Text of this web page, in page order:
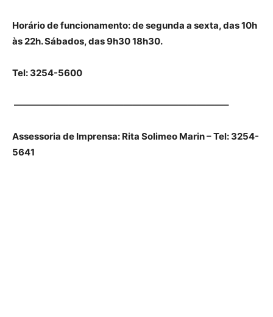
Horário de funcionamento: de segunda a sexta, das 10h
às 22h. Sábados, das 9h30 18h30.
Tel: 3254-5600
———————————————————————–
Assessoria de Imprensa: Rita Solimeo Marin – Tel: 3254-
5641